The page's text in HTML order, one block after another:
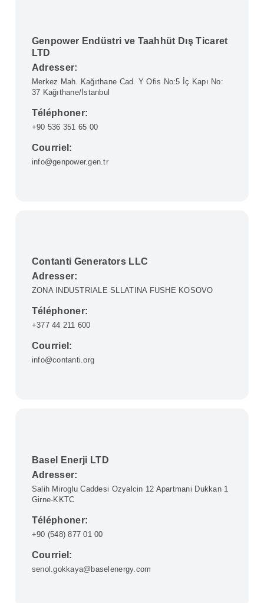
Genpower Endüstri ve Taahhüt Dış Ticaret
LTD
Adresser:
Merkez Mah. Kağıthane Cad. Y Ofis No:5 İç Kapı No:
37 Kağıthane/İstanbul
Téléphoner:
+90 536 351 65 00
Courriel:
info@genpower.gen.tr
Contanti Generators LLC
Adresser:
ZONA INDUSTRIALE SLLATINA FUSHE KOSOVO
Téléphoner:
+377 44 211 600
Courriel:
info@contanti.org
Basel Enerji LTD
Adresser:
Salih Miroglu Caddesi Ozyalcin 12 Apartmani Dukkan 1
Girne-KKTC
Téléphoner:
+90 (548) 877 01 00
Courriel:
senol.gokkaya@baselenergy.com